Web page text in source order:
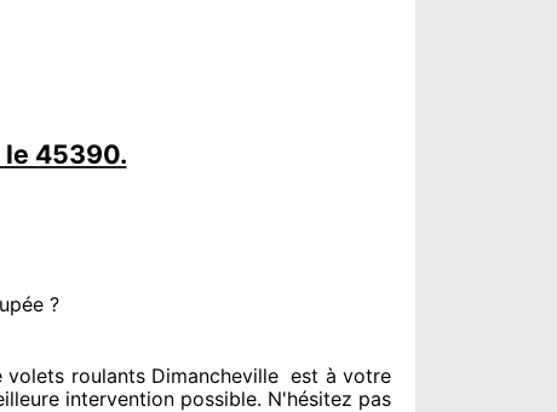
le 45390.
?
volets roulants Dimancheville est à votre
intervention possible. N'hésitez pas